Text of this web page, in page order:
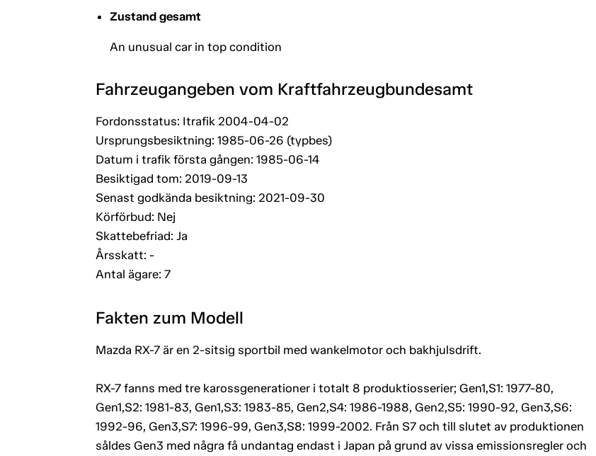
Zustand gesamt
An unusual car in top condition
Fahrzeugangeben vom Kraftfahrzeugbundesamt
Fordonsstatus: Itrafik 2004-04-02
Ursprungsbesiktning: 1985-06-26 (typbes)
Datum i trafik första gången: 1985-06-14
Besiktigad tom: 2019-09-13
Senast godkända besiktning: 2021-09-30
Körförbud: Nej
Skattebefriad: Ja
Årsskatt: -
Antal ägare: 7
Fakten zum Modell
Mazda RX-7 är en 2-sitsig sportbil med wankelmotor och bakhjulsdrift.
RX-7 fanns med tre karossgenerationer i totalt 8 produktiosserier; Gen1,S1: 1977-80,
Gen1,S2: 1981-83, Gen1,S3: 1983-85, Gen2,S4: 1986-1988, Gen2,S5: 1990-92, Gen3,S6:
1992-96, Gen3,S7: 1996-99, Gen3,S8: 1999-2002. Från S7 och till slutet av produktionen
såldes Gen3 med några få undantag endast i Japan på grund av vissa emissionsregler och